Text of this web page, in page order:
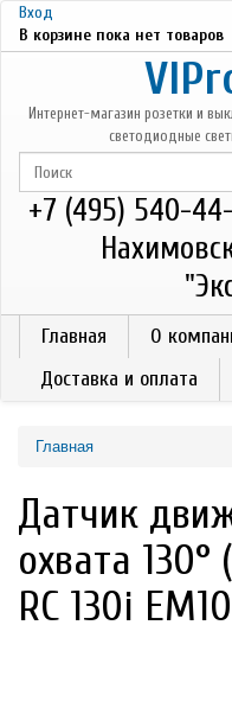
Перейти к основному
Вход
В корзине пока нет товаров
Интернет-магазин розетки и
светодиодные
+7 (495) 540-
Главная О
Доставка и оплата
Главная
Датчик
охвата
RC 130i